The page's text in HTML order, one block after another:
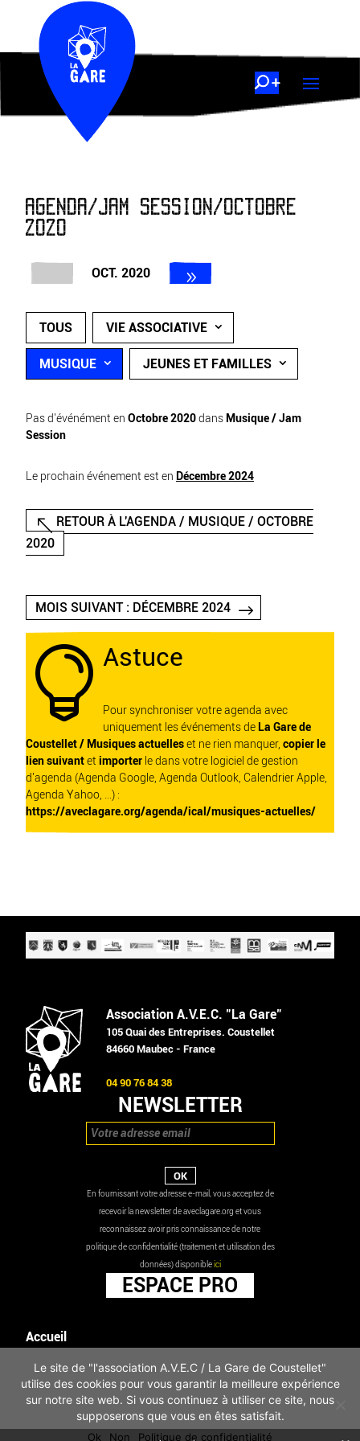
AGENDA/JAM SESSION/OCTOBRE
2020
OCT. 2020
TOUS VIE ASSOCIATIVE
MUSIQUE JEUNES ET FAMILLES
Pas d'événément en Octobre 2020dans Musique / Jam
Session
Le prochain événement est en Décembre 2024
RETOUR À L'AGENDA / MUSIQUE / OCTOBRE
2020
MOIS SUIVANT : DÉCEMBRE 2024
 Astuce
Pour synchroniser votre agenda avec
uniquement les événements de La Gare de
Coustellet / Musiques actuelleset ne rien manquer, copier le
lien suivantet importer le dans votre logiciel de gestion
d'agenda (Agenda Google, Agenda Outlook, Calendrier Apple,
Agenda Yahoo, ...) :
https://aveclagare.org/agenda/ical/musiques-actuelles/
Association A.V.E.C. "La Gare"
105 Quai des Entreprises. Coustellet
84660 Maubec - France
04 90 76 84 38
NEWSLETTER
En fournissant votre adresse e-mail, vous acceptez de
recevoir la newsletter de aveclagare.org et vous
reconnaissez avoir pris connaissance de notre
politique de confidentialité (traitement et utilisation des
données) disponibleici
ESPACE PRO
Accueil
Les actualités
Mentions légales
Infos pratiques
Politique de confidentialité
Le site de "l'association A.V.E.C / La Gare de Coustellet"
utilise des cookies pour vous garantir la meilleure expérience
sur notre site web. Si vous continuez à utiliser ce site, nous
supposerons que vous en êtes satisfait.
Ok Non Politique de confidentialité